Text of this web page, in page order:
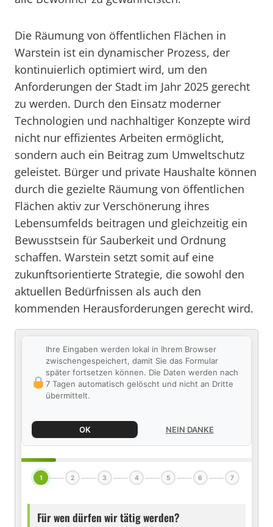
Die Räumung von öffentlichen Flächen in
Warstein ist ein dynamischer Prozess, der
kontinuierlich optimiert wird, um den
Anforderungen der Stadt im Jahr 2025 gerecht
zu werden. Durch den Einsatz moderner
Technologien und nachhaltiger Konzepte wird
nicht nur effizientes Arbeiten ermöglicht,
sondern auch ein Beitrag zum Umweltschutz
geleistet. Bürger und private Haushalte können
durch die gezielte Räumung von öffentlichen
Flächen aktiv zur Verschönerung ihres
Lebensumfelds beitragen und gleichzeitig ein
Bewusstsein für Sauberkeit und Ordnung
schaffen. Warstein setzt somit auf eine
zukunftsorientierte Strategie, die sowohl den
aktuellen Bedürfnissen als auch den
kommenden Herausforderungen gerecht wird.
Ihre Eingaben werden lokal in Ihrem Browser
zwischengespeichert, damit Sie das Formular
später fortsetzen können. Die Daten werden nach
7 Tagen automatisch gelöscht und nicht an Dritte
übermittelt.
OK NEIN DANKE
1 2 3 4 5 6 7
Für wen dürfen wir tätig werden?